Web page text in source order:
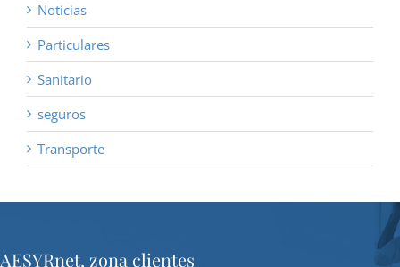
Noticias
Particulares
Sanitario
seguros
Transporte
AESYRnet, zona clientes